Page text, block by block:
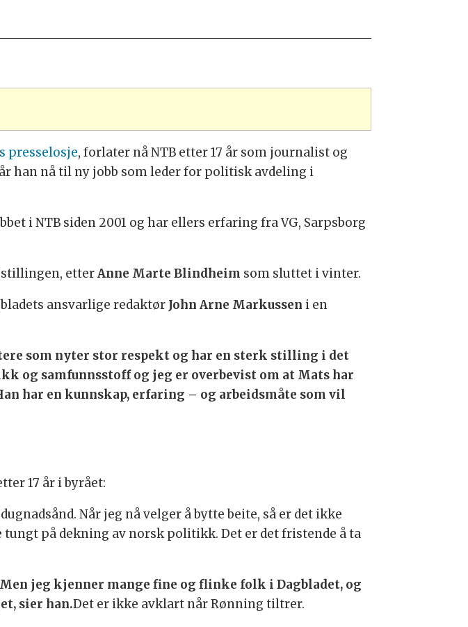
presselosje, forlater nå NTB etter 17 år som journalist og
han nå til ny jobb som leder for politisk avdeling i
i NTB siden 2001 og har ellers erfaring fra VG, Sarpsborg
stillingen, etterAnne Marte Blindheim som sluttet i vinter.
ansvarlige redaktør John Arne Markussen i en
som nyter stor respekt og har en sterk stilling i det
og samfunnsstoff og jeg er overbevist om at Mats har
har en kunnskap, erfaring – og arbeidsmåte som vil
17 år i byrået:
Når jeg nå velger å bytte beite, så er det ikke
på dekning av norsk politikk. Det er det fristende å ta
jeg kjenner mange fine og flinke folk i Dagbladet, og
sier han.Det er ikke avklart når Rønning tiltrer.